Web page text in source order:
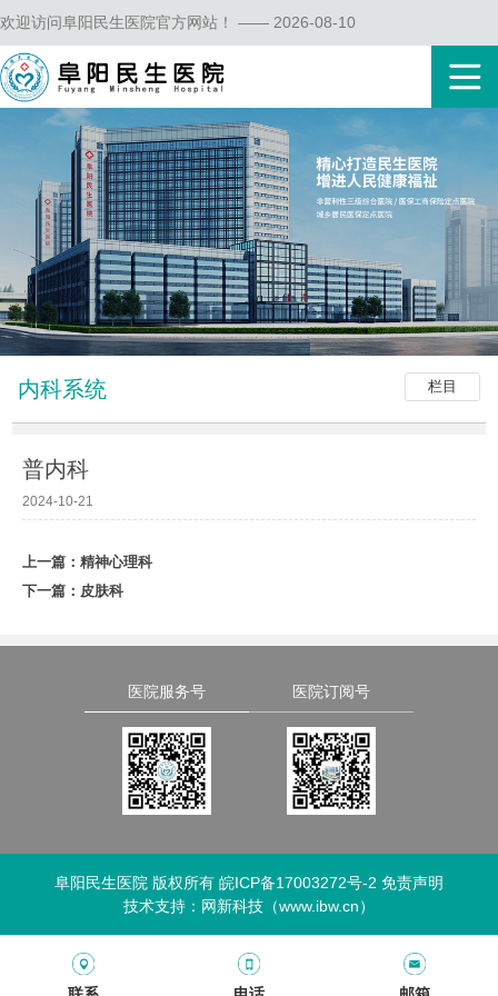
欢迎访问阜阳民生医院官方网站！ —— 2026-08-10
栏目
内科系统
普内科
2024-10-21
上一篇： 精神心理科
下一篇： 皮肤科
医院服务号 医院订阅号
阜阳民生医院 版权所有 皖ICP备17003272号-2 免责声明
技术支持： 网新科技（www.ibw.cn）